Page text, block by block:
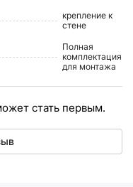
крепление к
стене
Полная
комплектация
для монтажа
стать первым.